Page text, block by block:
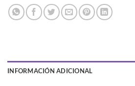
INFORMACIÓN ADICIONAL